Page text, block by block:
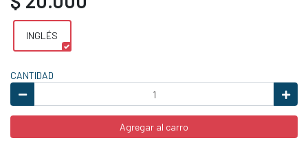
INGLÉS
CANTIDAD
Agregar al carro